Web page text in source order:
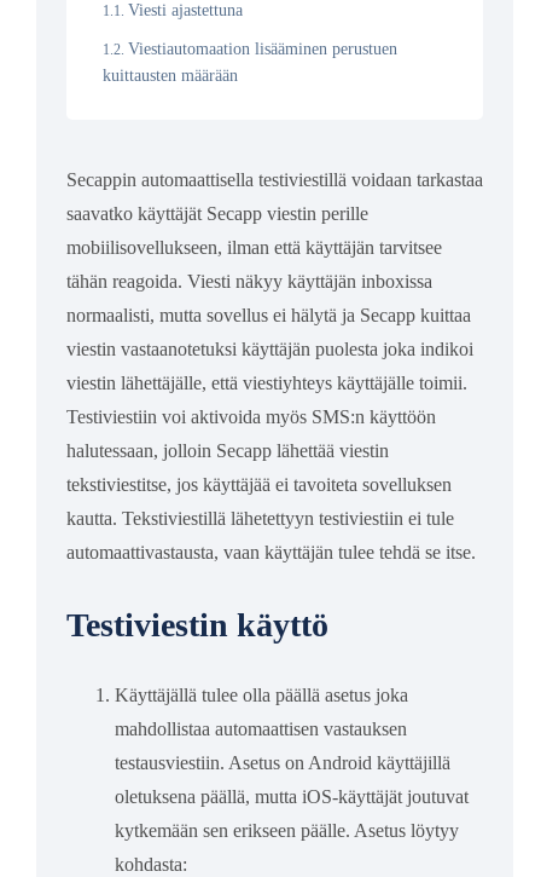
Viesti ajastettuna
Viestiautomaation lisääminen perustuen
kuittausten määrään
Secappin automaattisella testiviestillä voidaan tarkastaa
saavatko käyttäjät Secapp viestin perille
mobiilisovellukseen, ilman että käyttäjän tarvitsee
tähän reagoida. Viesti näkyy käyttäjän inboxissa
normaalisti, mutta sovellus ei hälytä ja Secapp kuittaa
viestin vastaanotetuksi käyttäjän puolesta joka indikoi
viestin lähettäjälle, että viestiyhteys käyttäjälle toimii.
Testiviestiin voi aktivoida myös SMS:n käyttöön
halutessaan, jolloin Secapp lähettää viestin
tekstiviestitse, jos käyttäjää ei tavoiteta sovelluksen
kautta. Tekstiviestillä lähetettyyn testiviestiin ei tule
automaattivastausta, vaan käyttäjän tulee tehdä se itse.
Testiviestin käyttö
Käyttäjällä tulee olla päällä asetus joka
mahdollistaa automaattisen vastauksen
testausviestiin. Asetus on Android käyttäjillä
oletuksena päällä, mutta iOS-käyttäjät joutuvat
kytkemään sen erikseen päälle. Asetus löytyy
kohdasta: